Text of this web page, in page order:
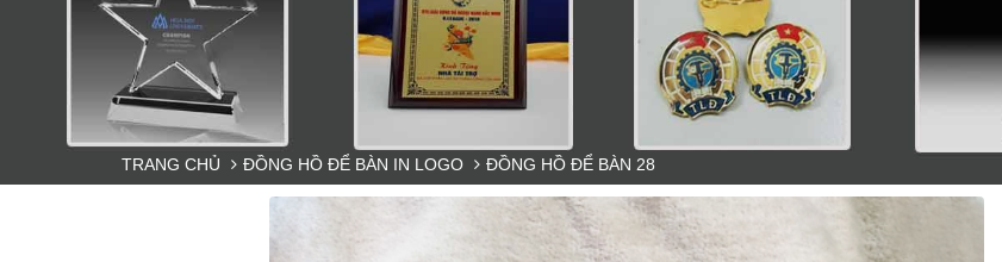
TRANG CHỦ ĐỒNG HỒ ĐỂ BÀN IN LOGO ĐỒNG HỒ ĐỂ BÀN 28